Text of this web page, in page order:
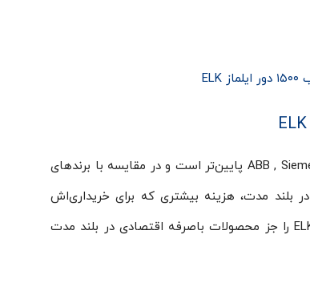
قیمت موتور الکتریکی ایلماز ELK در مقایسه با برندهای اروپایی چون ABB , Siemens , Sew پایین‌تر است و در مقایسه با برندهای
چینی و ایرانی بالاتر است. دینام ایلماز ELK به دلیل دارا بودن استاندارد IE3 در بلند مدت، هزینه بیشتری که برای خریداری‌اش
پرداخت شده است را پوشش می‌دهد. از همین رو می‌توان الکتروموتور ایلماز ELK را جز محصولات باصرفه اقتصادی در بلند مدت